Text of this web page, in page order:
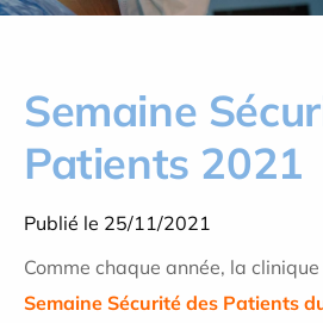
Semaine
Patients 2021
Publié le 25/11/2021
Comme chaque année, la
Semaine Sécurité des Patients